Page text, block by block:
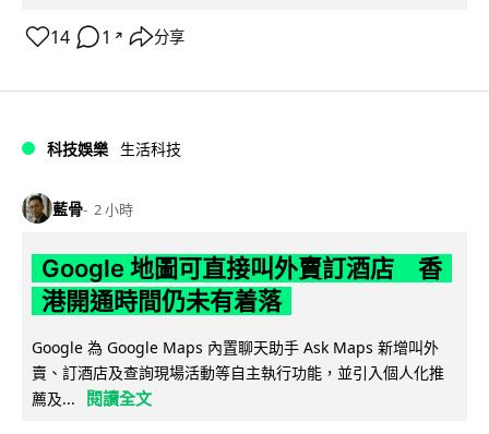
14 1 ↗ 分享
科技娛樂 生活科技
藍骨 2 小時
Google 地圖可直接叫外賣訂酒店 香
港開通時間仍未有着落
Google 為 Google Maps 內置聊天助手 Ask Maps 新增叫外
賣、訂酒店及查詢現場活動等自主執行功能，並引入個人化推
薦及...
閱讀全文